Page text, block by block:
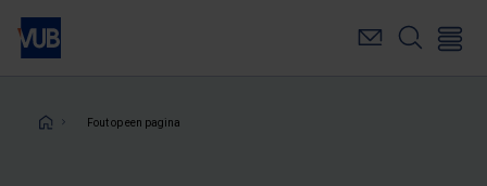
Overslaan
naar
inhoudKruimelpad
Fout op een pagina